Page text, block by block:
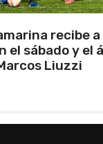
se
a Sudáfrica